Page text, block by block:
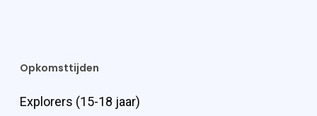
Opkomsttijden
Explorers (15-18 jaar)